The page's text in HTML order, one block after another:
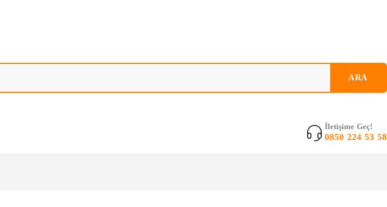
İletişime Geç!
0850 224 53 58